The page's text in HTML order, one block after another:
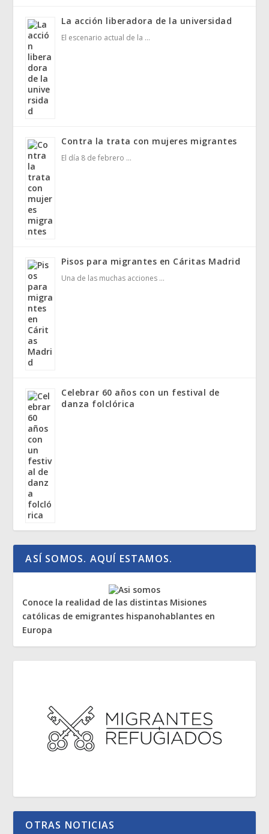
La acción liberadora de la universidad
El escenario actual de la …
Contra la trata con mujeres migrantes
El día 8 de febrero …
Pisos para migrantes en Cáritas Madrid
Una de las muchas acciones …
Celebrar 60 años con un festival de
danza folclórica
ASÍ SOMOS. AQUÍ ESTAMOS.
Conoce la realidad de las distintas Misiones
católicas de emigrantes hispanohablantes en
Europa
OTRAS NOTICIAS